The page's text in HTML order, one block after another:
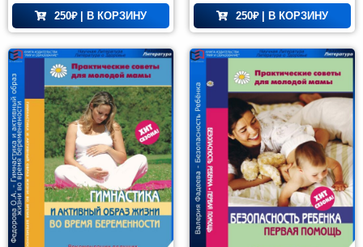
250₽ | В КОРЗИНУ 250₽ | В КОРЗИНУ